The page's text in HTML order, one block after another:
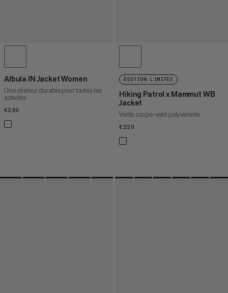
Albula IN Jacket Women
Une chaleur durable pour toutes les
activités
€230
ÉDITION LIMITÉE
Hiking Patrol x Mammut WB
Jacket
Veste coupe-vent polyvalente
€220